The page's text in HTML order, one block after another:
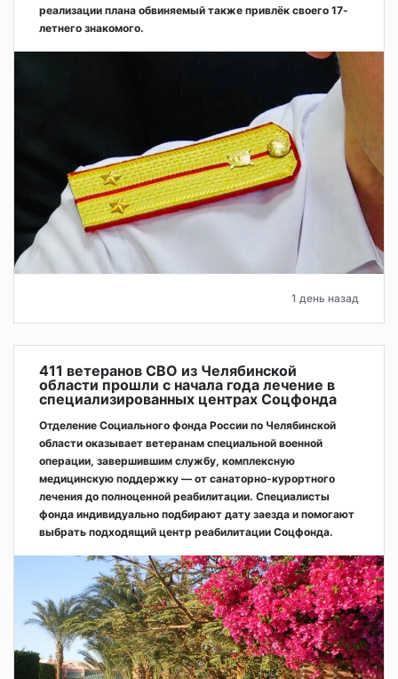
реализации плана обвиняемый также привлёк своего 17-
летнего знакомого.
1 день назад
411 ветеранов СВО из Челябинской
области прошли с начала года лечение в
специализированных центрах Соцфонда
Отделение Социального фонда России по Челябинской
области оказывает ветеранам специальной военной
операции, завершившим службу, комплексную
медицинскую поддержку — от санаторно-курортного
лечения до полноценной реабилитации. Специалисты
фонда индивидуально подбирают дату заезда и помогают
выбрать подходящий центр реабилитации Соцфонда.